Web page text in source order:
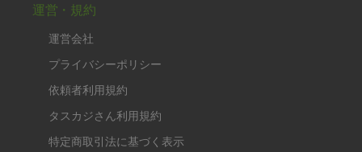
運営・規約
運営会社
プライバシーポリシー
依頼者利用規約
タスカジさん利用規約
特定商取引法に基づく表示